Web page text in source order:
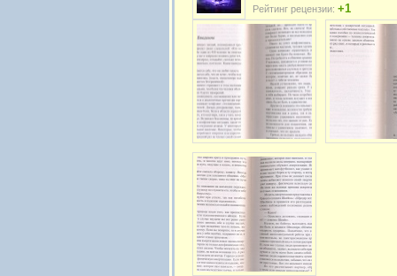
Рейтинг рецензии: +1